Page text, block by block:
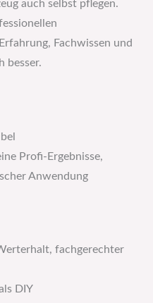
auch selbst pflegen.
Fachwissen und
besser.
Profi-Ergebnisse,
Anwendung
fachgerechter
DIY